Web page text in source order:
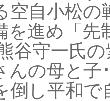
空自小松
を進め「
谷守一氏
んの母と子
倒し平和